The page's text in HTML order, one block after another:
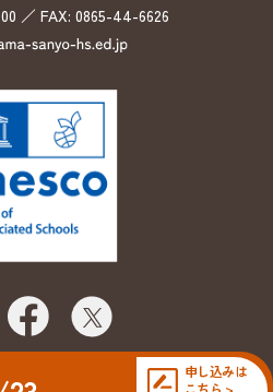
申し込みは
こちら >
／ FAX: 0865-44-6626